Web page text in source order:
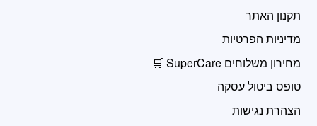
תקנון האתר
מדיניות הפרטיות
מחירון משלוחים SuperCare 🛒
טופס ביטול עסקה
הצהרת נגישות